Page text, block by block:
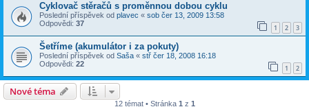
Cyklovač stěračů s proměnnou dobou cyklu
Poslední příspěvek od plavec « sob čer 13, 2009 13:58
Odpovědi: 37 1 2 3
Šetříme (akumulátor i za pokuty)
Poslední příspěvek od Saša « stř čer 18, 2008 16:18
Odpovědi: 22 1 2
Nové téma
12 témat • Stránka 1 z 1